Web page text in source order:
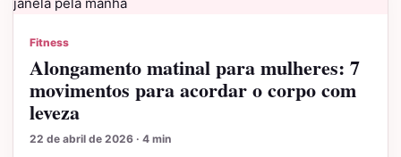
Fitness
Alongamento matinal para mulheres: 7
movimentos para acordar o corpo com
leveza
22 de abril de 2026 · 4 min